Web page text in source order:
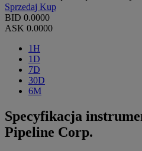
Sprzedaj Kup
BID 0.0000
ASK 0.0000
1H
1D
7D
30D
6M
Specyfikacja
Pipeline Corp.